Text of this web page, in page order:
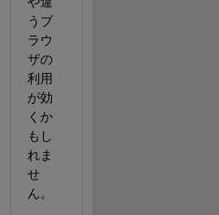
うブ
ラウ
ザの
利用
が効
くか
もし
れま
せ
ん。